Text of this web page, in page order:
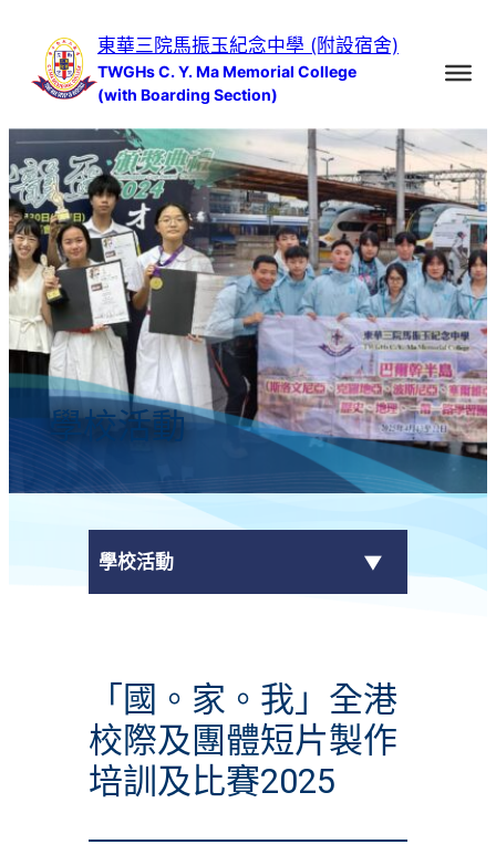
內
容
東華三院馬振玉紀念中學 (附設宿舍)
TWGHs C. Y. Ma Memorial College
(with Boarding Section)
學校活動
學校活動
校外獎項
學校活動
「國。家。我」全港
校際及團體短片製作
培訓及比賽2025